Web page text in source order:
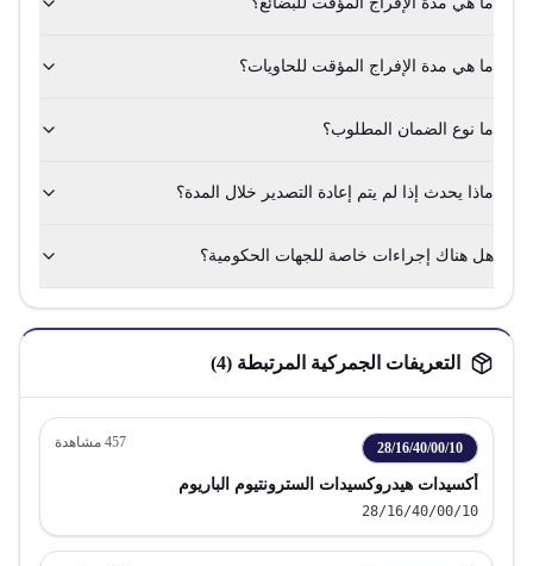
ما هي مدة الإفراج المؤقت للحاويات؟
ما نوع الضمان المطلوب؟
ماذا يحدث إذا لم يتم إعادة التصدير خلال المدة؟
هل هناك إجراءات خاصة للجهات الحكومية؟
التعريفات الجمركية المرتبطة (4
)
28/16/40/00/10
457 مشاهدة
أكسيدات هيدروكسيدات السترونتيوم الباريوم
28/16/40/00/10